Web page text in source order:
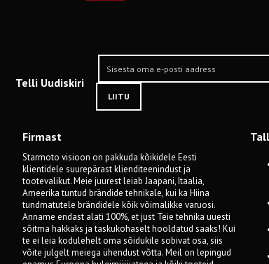
Telli Uudiskiri
LIITU
Firmast
Starmoto visioon on pakkuda kõikidele Eesti
klientidele suurepärast klienditeenindust ja
tootevalikut. Meie juurest leiab Jaapani, Itaalia,
Ameerika tuntud brändide tehnikale, kui ka Hiina
tundmatutele brändidele kõik võimalikke varuosi.
Anname endast alati 100%, et just Teie tehnika uuesti
sõitma hakkaks ja taskukohaselt hooldatud saaks! Kui
te ei leia kodulehelt oma sõidukile sobivat osa, siis
võite julgelt meiega ühendust võtta. Meil on lepingud